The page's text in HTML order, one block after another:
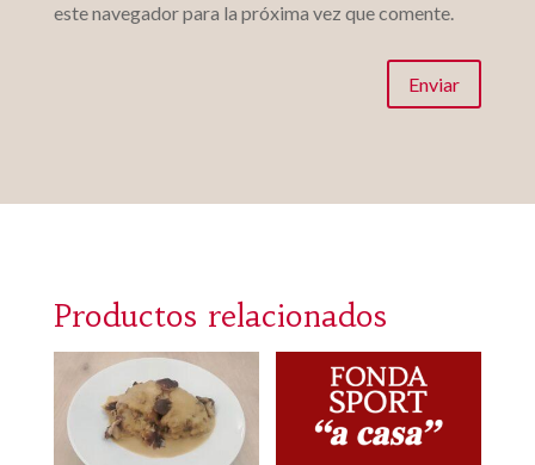
este navegador para la próxima vez que comente.
Enviar
Productos relacionados